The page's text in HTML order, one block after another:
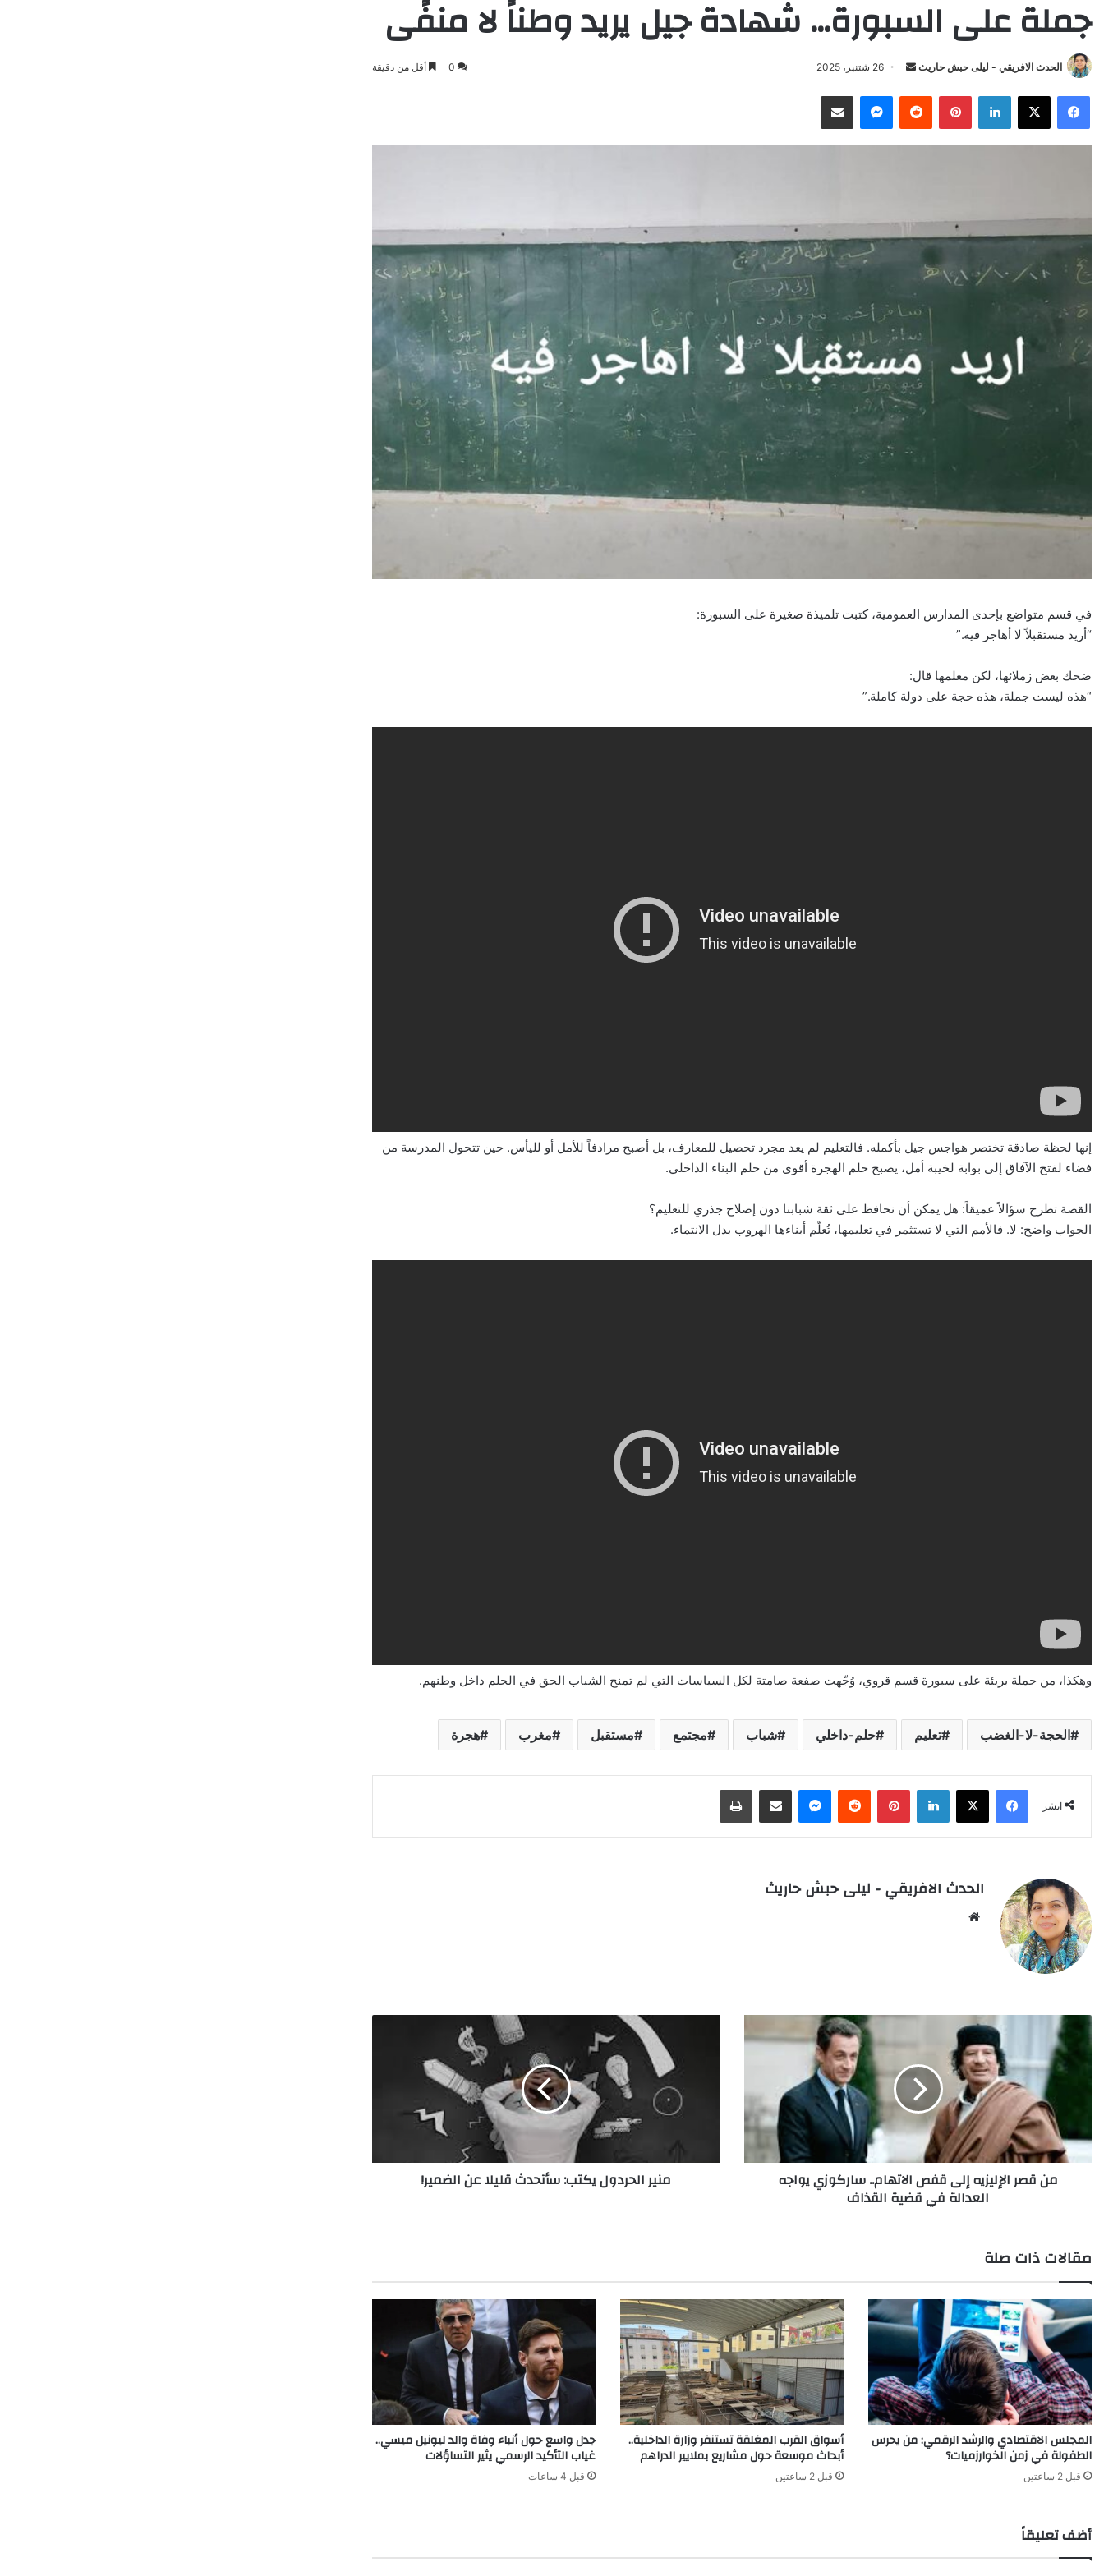
جملة على السبورة… شهادة جيل يريد وطناً لا منفًى
الحدث الافريقي - ليلى حبش حاريث
Send26 شتنبر، 2025 0 أقل من دقيقة
Facebook
X
LinkedIn
Pinterest
Reddit
Messengerانشر عبر البريد الإلكتروني
في قسم متواضع بإحدى المدارس العمومية، كتبت تلميذة صغيرة على السبورة:
“أريد مستقبلاً لا أهاجر فيه.”
ضحك بعض زملائها، لكن معلمها قال:
“هذه ليست جملة، هذه حجة على دولة كاملة.”
إنها لحظة صادقة تختصر هواجس جيل بأكمله. فالتعليم لم يعد مجرد تحصيل للمعارف، بل أصبح مرادفاً للأمل أو لليأس. حين تتحول المدرسة من
فضاء لفتح الآفاق إلى بوابة لخيبة أمل، يصبح حلم الهجرة أقوى من حلم البناء الداخلي.
القصة تطرح سؤالاً عميقاً: هل يمكن أن نحافظ على ثقة شبابنا دون إصلاح جذري للتعليم؟
الجواب واضح: لا. فالأمم التي لا تستثمر في تعليمها، تُعلّم أبناءها الهروب بدل الانتماء.
وهكذا، من جملة بريئة على سبورة قسم قروي، وُجّهت صفعة صامتة لكل السياسات التي لم تمنح الشباب الحق في الحلم داخل وطنهم.
الحجة-لا-الغضب تعليم حلم-داخلي شباب مجتمع مستقبل مغرب هجرة
انشر
Facebook
X
LinkedIn
Pinterest
Reddit
Messengerانشر عبر البريد الإلكترونياطبع
الحدث الافريقي - ليلى حبش حاريث
من
الإليزيه
ساركوزي
يواجه
العدالة
من قصر الإليزيه إلى قفص الاتهام.. ساركوزي يواجه
العدالة في قضية القذاف
منير الحردول يكتب: سأتحدث قليلا عن الضمير!
مقالات ذات صلة
المجلس الاقتصادي والرشد الرقمي: من يحرس
الطفولة في زمن الخوارزميات؟
قبل 2 ساعتين
أسواق القرب المغلقة تستنفر وزارة الداخلية..
أبحاث موسعة حول مشاريع بملايير الدراهم
قبل 2 ساعتين
جدل واسع حول أنباء وفاة والد ليونيل ميسي..
غياب التأكيد الرسمي يثير التساؤلات
قبل 4 ساعات
أضف تعليقاً